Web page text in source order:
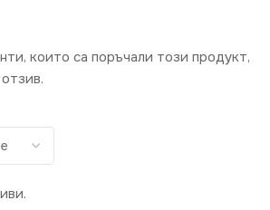
които са поръчали този продукт,